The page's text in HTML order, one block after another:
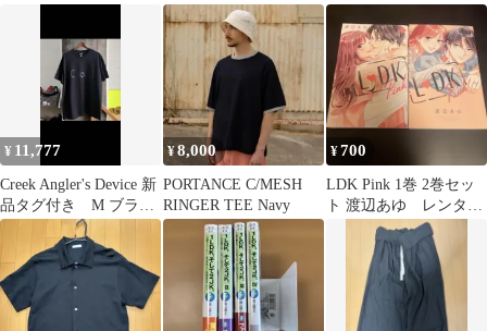
¥ 11,777
Creek Angler's Device 新
品タグ付き M ブラッ
ク クリーク
¥8,000
PORTANCE C/MESH
RINGER TEE Navy
¥700
LDK Pink 1巻 2巻セッ
ト 渡辺あゆ レンタル